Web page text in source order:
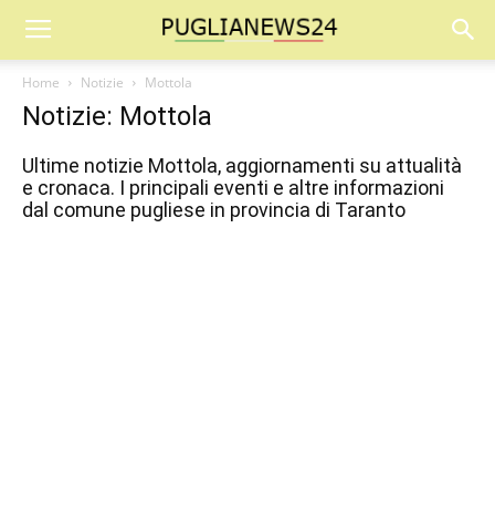
Home Notizie Mottola
Notizie: Mottola
Ultime notizie Mottola, aggiornamenti su attualità
e cronaca. I principali eventi e altre informazioni
dal comune pugliese in provincia di Taranto